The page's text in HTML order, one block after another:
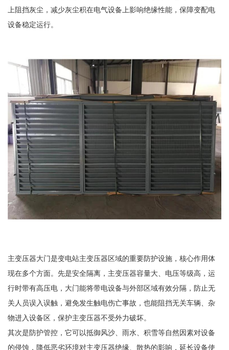
上阻挡灰尘，减少灰尘积在电气设备上影响绝缘性能，保障变配电
设备稳定运行。
主变压器大门是变电站主变压器区域的重要防护设施，核心作用体
现在多个方面。先是安全隔离，主变压器容量大、电压等级高，运
行时带有高压电，大门能将带电设备与外部区域有效分隔，防止无
关人员误入误触，避免发生触电伤亡事故，也能阻挡无关车辆、杂
物进入设备区，保护主变压器不受外力破坏。
其次是防护管控，它可以抵御风沙、雨水、积雪等自然因素对设备
的侵蚀，降低恶劣环境对主变压器绝缘、散热的影响，延长设备使